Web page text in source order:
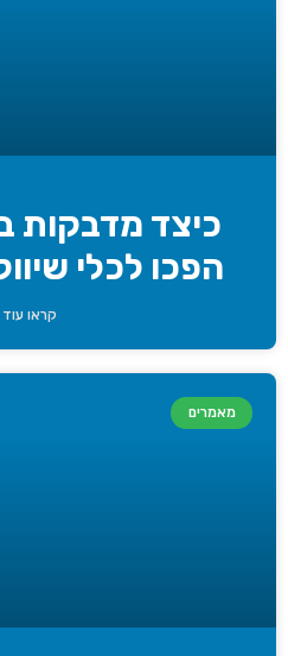
כיצד מדבקות
הפכו לכלי
קראו
מאמרים